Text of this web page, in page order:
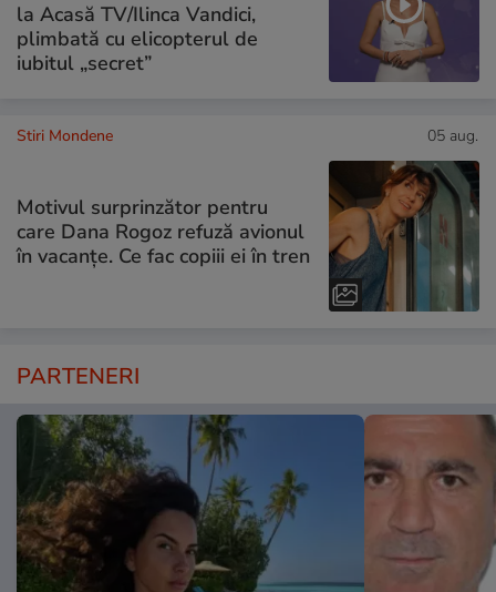
la Acasă TV/Ilinca Vandici,
plimbată cu elicopterul de
iubitul „secret”
Stiri Mondene 05 aug.
Motivul surprinzător pentru
care Dana Rogoz refuză avionul
în vacanțe. Ce fac copiii ei în tren
PARTENERI